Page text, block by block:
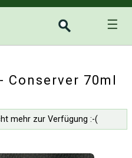
☰
Conserver 70ml
mehr zur Verfügung :-(